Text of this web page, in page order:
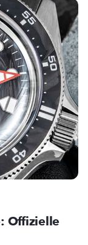
Offizielle